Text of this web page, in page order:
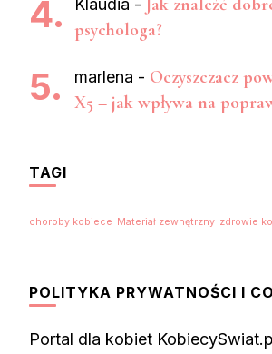
Klaudia -
Jak znaleźć
psychologa?
marlena - Oczyszczacz
X5 – jak wpływa na
TAGI
choroby kobiece Materiał zewnętrzny zdrowie
POLITYKA PRYWATNOŚCI I
Portal dla kobiet